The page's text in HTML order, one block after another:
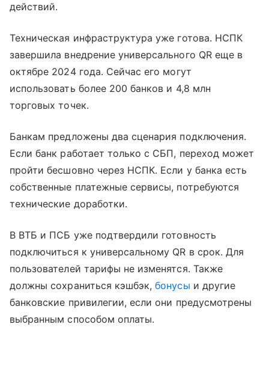
действий.
Техническая инфраструктура уже готова. НСПК
завершила внедрение универсального QR еще в
октябре 2024 года. Сейчас его могут
использовать более 200 банков и 4,8 млн
торговых точек.
Банкам предложены два сценария подключения.
Если банк работает только с СБП, переход может
пройти бесшовно через НСПК. Если у банка есть
собственные платежные сервисы, потребуются
технические доработки.
В ВТБ и ПСБ уже подтвердили готовность
подключиться к универсальному QR в срок. Для
пользователей тарифы не изменятся. Также
должны сохраниться кэшбэк,бонусы и другие
банковские привилегии, если они предусмотрены
выбранным способом оплаты.